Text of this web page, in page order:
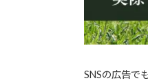
SNSの広告で